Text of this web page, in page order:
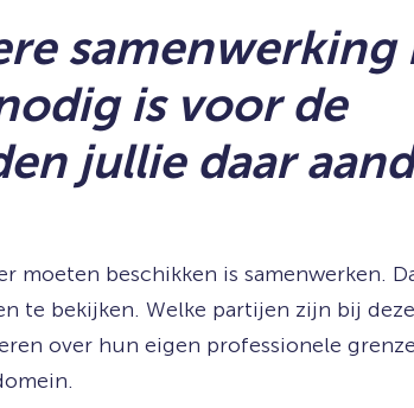
samenwerking
is voor de
jullie daar
beschikken is samenwerken.
te bekijken. Welke partijen zijn bij
over hun eigen professionele